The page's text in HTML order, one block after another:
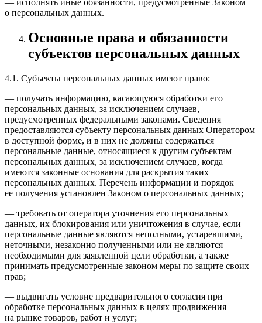
о персональных данных.
Основные права и обязанности
субъектов персональных данных
4.1. Субъекты персональных данных имеют право:
— получать информацию, касающуюся обработки его
персональных данных, за исключением случаев,
предусмотренных федеральными законами. Сведения
предоставляются субъекту персональных данных Оператором
в доступной форме, и в них не должны содержаться
персональные данные, относящиеся к другим субъектам
персональных данных, за исключением случаев, когда
имеются законные основания для раскрытия таких
персональных данных. Перечень информации и порядок
ее получения установлен Законом о персональных данных;
— требовать от оператора уточнения его персональных
данных, их блокирования или уничтожения в случае, если
персональные данные являются неполными, устаревшими,
неточными, незаконно полученными или не являются
необходимыми для заявленной цели обработки, а также
принимать предусмотренные законом меры по защите своих
прав;
— выдвигать условие предварительного согласия при
обработке персональных данных в целях продвижения
на рынке товаров, работ и услуг;